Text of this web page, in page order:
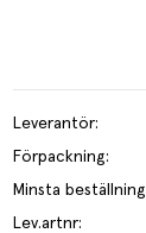
Leverantör:
Förpackning:
Minsta beställning
Lev.artnr: